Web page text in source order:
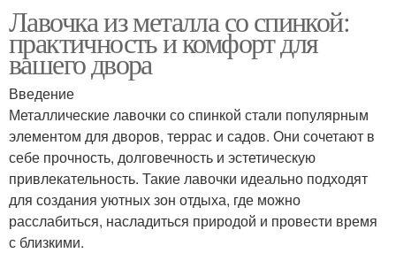
Лавочка из металла со спинкой:
практичность и комфорт для
вашего двора
Введение
Металлические лавочки со спинкой стали популярным
элементом для дворов, террас и садов. Они сочетают в
себе прочность, долговечность и эстетическую
привлекательность. Такие лавочки идеально подходят
для создания уютных зон отдыха, где можно
расслабиться, насладиться природой и провести время
с близкими.